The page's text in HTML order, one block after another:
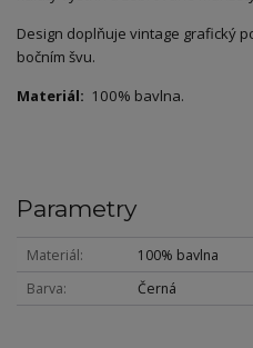
Design doplňuje vintage grafický
bočním švu.
Materiál: 100% bavlna.
Parametry
Materiál
100% bavlna
Barva
Černá